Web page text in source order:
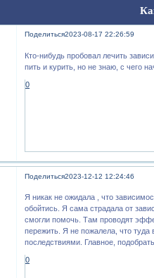
Поделиться2023-08-17 22:26:59
Кто-нибудь пробовал лечить
пить и курить, но не знаю, с чего
0
Поделиться2023-12-12 12:24:46
Я никак не ожидала , что
обойтись. Я сама страдала от
смогли помочь. Там проводят
пережить. Я не пожалела, что туда
последствиями. Главное,
0